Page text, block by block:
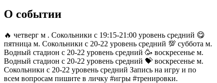
О событии
🔥 четверг м . Сокольники с 19:15-21:00 уровень средний 😋
пятница м. Сокольники с 20-22 уровень средний 💯 суббота м.
Водный стадион с 20-22 уровень средний 🥳 воскресенье м.
Водный стадион с 20-22 уровень средний 💝 воскресенье м.
Сокольники с 20-22 уровень средний Запись на игру и по
всем вопросам пишите в личку #игры #тренировки.